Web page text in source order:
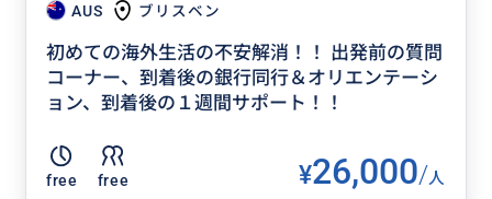
AUS ブリスベン
初めての海外生活の不安解消！！ 出発前の質問
コーナー、到着後の銀行同行＆オリエンテーシ
ョン、到着後の１週間サポート！！
free free ¥26,000/人